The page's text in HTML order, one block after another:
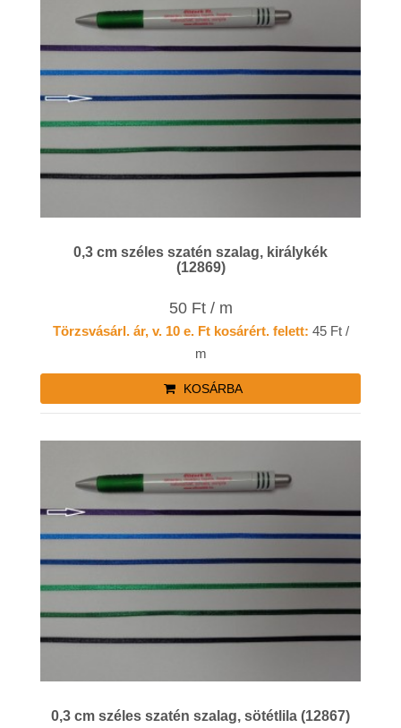
0,3 cm széles szatén szalag, királykék
(12869)
50 Ft / m
Törzsvásárl. ár, v. 10 e. Ft kosárért. felett: 45 Ft /
m
KOSÁRBA
0,3 cm széles szatén szalag, sötétlila (12867)